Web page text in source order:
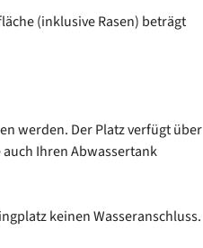
(inklusive Rasen) beträgt
werden. Der Platz verfügt über
Ihren Abwassertank
keinen Wasseranschluss.